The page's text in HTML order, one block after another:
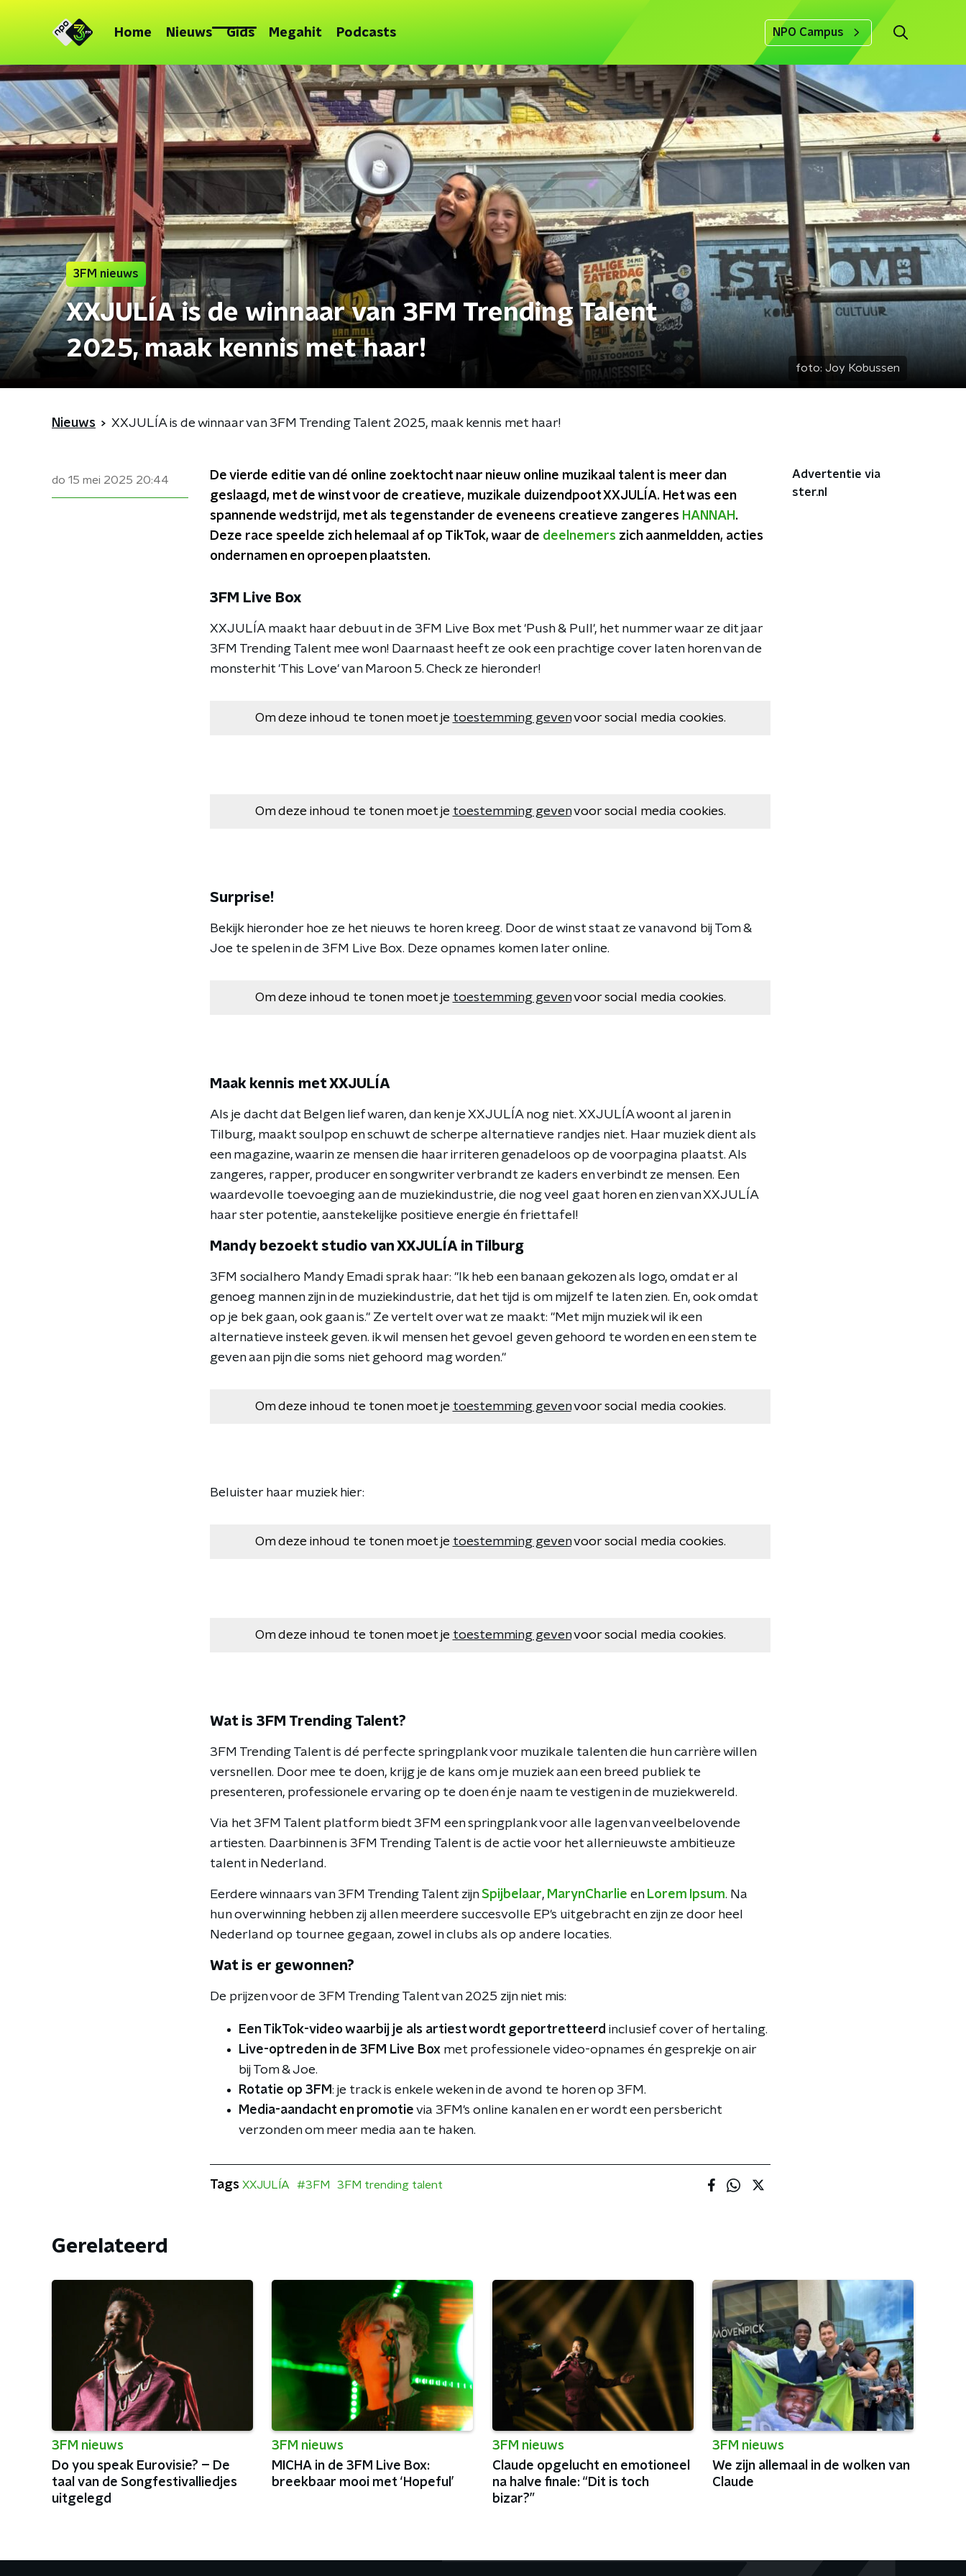
Home Nieuws Gids Megahit Podcasts NPO Campus
3FM nieuws
XXJULÍA is de winnaar van 3FM Trending Talent
2025, maak kennis met haar!
foto: Joy Kobussen
Nieuws XXJULÍA is de winnaar van 3FM Trending Talent 2025, maak kennis met haar!
do 15 mei 2025 20:44
De vierde editie van dé online zoektocht naar nieuw online muzikaal talent is meer dan
geslaagd, met de winst voor de creatieve, muzikale duizendpoot XXJULÍA. Het was een
spannende wedstrijd, met als tegenstander de eveneens creatieve zangeres HANNAH .
Deze race speelde zich helemaal af op TikTok, waar de deelnemers zich aanmeldden, acties
ondernamen en oproepen plaatsten.
3FM Live Box
XXJULÍA maakt haar debuut in de 3FM Live Box met 'Push & Pull', het nummer waar ze dit jaar
3FM Trending Talent mee won! Daarnaast heeft ze ook een prachtige cover laten horen van de
monsterhit 'This Love' van Maroon 5. Check ze hieronder!
Om deze inhoud te tonen moet je toestemming gevenvoor social media cookies.
Om deze inhoud te tonen moet je toestemming gevenvoor social media cookies.
Surprise!
Bekijk hieronder hoe ze het nieuws te horen kreeg. Door de winst staat ze vanavond bij Tom &
Joe te spelen in de 3FM Live Box. Deze opnames komen later online.
Om deze inhoud te tonen moet je toestemming gevenvoor social media cookies.
Maak kennis met XXJULÍA
Als je dacht dat Belgen lief waren, dan ken je XXJULÍA nog niet. XXJULÍA woont al jaren in
Tilburg, maakt soulpop en schuwt de scherpe alternatieve randjes niet. Haar muziek dient als
een magazine, waarin ze mensen die haar irriteren genadeloos op de voorpagina plaatst. Als
zangeres, rapper, producer en songwriter verbrandt ze kaders en verbindt ze mensen. Een
waardevolle toevoeging aan de muziekindustrie, die nog veel gaat horen en zien van XXJULÍA
haar ster potentie, aanstekelijke positieve energie én friettafel!
Mandy bezoekt studio van XXJULÍA in Tilburg
3FM socialhero Mandy Emadi sprak haar: "Ik heb een banaan gekozen als logo, omdat er al
genoeg mannen zijn in de muziekindustrie, dat het tijd is om mijzelf te laten zien. En, ook omdat
op je bek gaan, ook gaan is." Ze vertelt over wat ze maakt: "Met mijn muziek wil ik een
alternatieve insteek geven. ik wil mensen het gevoel geven gehoord te worden en een stem te
geven aan pijn die soms niet gehoord mag worden."
Om deze inhoud te tonen moet je toestemming gevenvoor social media cookies.
Beluister haar muziek hier:
Om deze inhoud te tonen moet je toestemming gevenvoor social media cookies.
Om deze inhoud te tonen moet je toestemming gevenvoor social media cookies.
Wat is 3FM Trending Talent?
3FM Trending Talent is dé perfecte springplank voor muzikale talenten die hun carrière willen
versnellen. Door mee te doen, krijg je de kans om je muziek aan een breed publiek te
presenteren, professionele ervaring op te doen én je naam te vestigen in de muziekwereld.
Via het 3FM Talent platform biedt 3FM een springplank voor alle lagen van veelbelovende
artiesten. Daarbinnen is 3FM Trending Talent is de actie voor het allernieuwste ambitieuze
talent in Nederland.
Eerdere winnaars van 3FM Trending Talent zijn Spijbelaar, MarynCharlie en Lorem Ipsum. Na
hun overwinning hebben zij allen meerdere succesvolle EP's uitgebracht en zijn ze door heel
Nederland op tournee gegaan, zowel in clubs als op andere locaties.
Wat is er gewonnen?
De prijzen voor de 3FM Trending Talent van 2025 zijn niet mis:
Een TikTok-video waarbij je als artiest wordt geportretteerd inclusief cover of hertaling.
Live-optreden in de 3FM Live Box met professionele video-opnames én gesprekje on air
bij Tom & Joe.
Rotatie op 3FM: je track is enkele weken in de avond te horen op 3FM.
Media-aandacht en promotie via 3FM's online kanalen en er wordt een persbericht
verzonden om meer media aan te haken.
Advertentie via
ster.nl
Tags XXJULÍA #3FM 3FM trending talent
Gerelateerd
3FM nieuws
Do you speak Eurovisie? – De
taal van de Songfestivalliedjes
uitgelegd
3FM nieuws
MICHA in de 3FM Live Box:
breekbaar mooi met ‘Hopeful’
3FM nieuws
Claude opgelucht en emotioneel
na halve finale: “Dit is toch
bizar?”
3FM nieuws
We zijn allemaal in de wolken van
Claude